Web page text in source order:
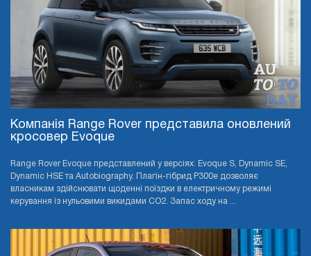
Компанія Range Rover представила оновлений
кросовер Evoque
Range Rover Evoque представлений у версіях: Evoque S, Dynamic SE,
Dynamic HSE та Autobiography. Плагін-гібрид P300e дозволяє
власникам здійснювати щоденні поїздки в електричному режимі
керування із нульовими викидами CO2. Запас ходу на ...